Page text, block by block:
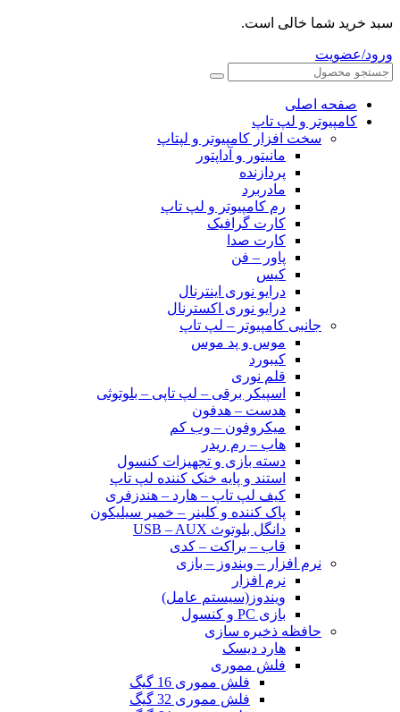
سبد خرید شما خالی است.
ورود/عضویت
صفحه اصلی
کامپیوتر و‌‌‌‌‌ لپ تاپ
سخت افزار کامپیوتر و لپتاپ
مانیتور و آداپتور
پردازنده
مادربرد
رم کامپیوتر و لپ تاپ
کارت گرافیک
کارت صدا
پاور – فن
کیس
درایو نوری اینترنال
درایو نوری اکسترنال
جانبی کامپیوتر – لپ تاپ
موس و پد موس
کیبورد
قلم نوری
اسپیکر برقی – لپ تاپی – بلوتوثی
هدست – هدفون
میکروفون – وب کم
هاب – رم ریدر
دسته بازی و تجهیزات کنسول
استند و پایه خنک کننده لپ تاپ
کیف لپ تاپ – هارد – هندزفری
پاک کننده و کلینر – خمیر سیلیکون
دانگل بلوتوث USB – AUX
قاب – براکت – کدی
نرم افزار – ویندوز – بازی
نرم افزار
ویندوز(سیستم عامل)
بازی PC و کنسول
حافظه ذخیره سازی
هارد دیسک
فلش مموری
فلش مموری 16 گیگ
فلش مموری 32 گیگ